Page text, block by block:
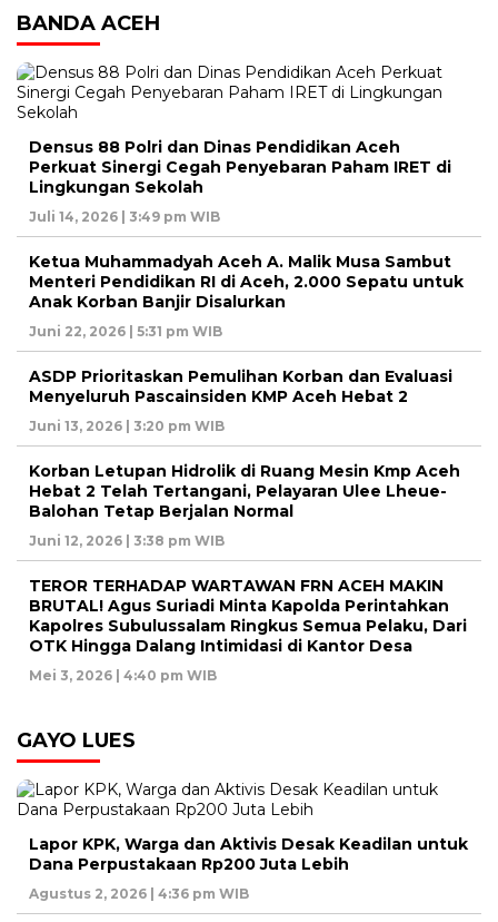
BANDA ACEH
Densus 88 Polri dan Dinas Pendidikan Aceh
Perkuat Sinergi Cegah Penyebaran Paham IRET di
Lingkungan Sekolah
Juli 14, 2026 | 3:49 pm WIB
Ketua Muhammadyah Aceh A. Malik Musa Sambut
Menteri Pendidikan RI di Aceh, 2.000 Sepatu untuk
Anak Korban Banjir Disalurkan
Juni 22, 2026 | 5:31 pm WIB
ASDP Prioritaskan Pemulihan Korban dan Evaluasi
Menyeluruh Pascainsiden KMP Aceh Hebat 2
Juni 13, 2026 | 3:20 pm WIB
Korban Letupan Hidrolik di Ruang Mesin Kmp Aceh
Hebat 2 Telah Tertangani, Pelayaran Ulee Lheue-
Balohan Tetap Berjalan Normal
Juni 12, 2026 | 3:38 pm WIB
TEROR TERHADAP WARTAWAN FRN ACEH MAKIN
BRUTAL! Agus Suriadi Minta Kapolda Perintahkan
Kapolres Subulussalam Ringkus Semua Pelaku, Dari
OTK Hingga Dalang Intimidasi di Kantor Desa
Mei 3, 2026 | 4:40 pm WIB
GAYO LUES
Lapor KPK, Warga dan Aktivis Desak Keadilan untuk
Dana Perpustakaan Rp200 Juta Lebih
Agustus 2, 2026 | 4:36 pm WIB